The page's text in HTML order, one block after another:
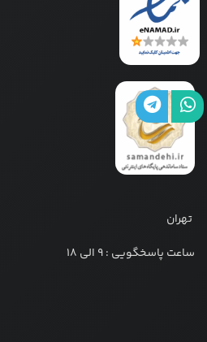
تهران
ساعت پاسخگویی : 9 الی 18